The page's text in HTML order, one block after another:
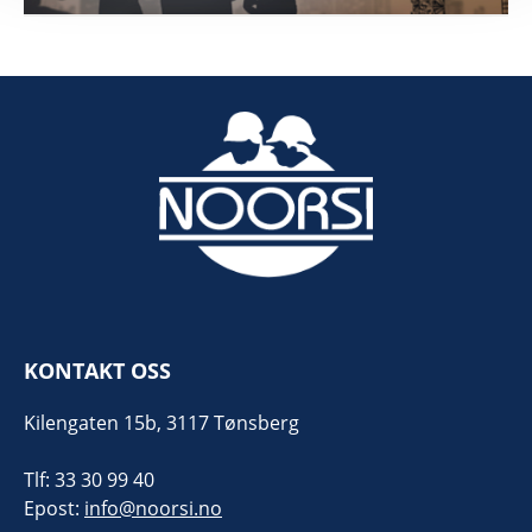
KONTAKT OSS
Kilengaten 15b, 3117 Tønsberg
Tlf: 33 30 99 40
Epost: info@noorsi.no